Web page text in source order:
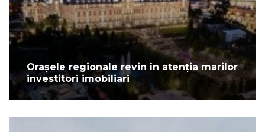
Orașele regionale revin în atenția marilor
investitori imobiliari